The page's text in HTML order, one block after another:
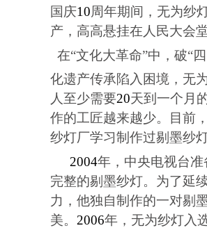
国庆10周年期间，无为纱
产，高高悬挂在人民大会
在“文化大革命”中，破“
化遗产传承陷入困境，无
人至少需要20天到一个月
作的工匠越来越少。目前
纱灯厂学习制作过剔墨纱
2004年，中央电视台
完整的剔墨纱灯。为了延
力，他独自制作的一对剔
美。 2006年，无为纱灯入